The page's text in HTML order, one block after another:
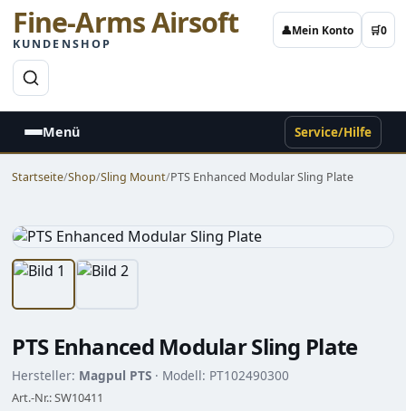
Fine-Arms Airsoft
KUNDENSHOP
👤Mein Konto 🛒0
Menü Service/Hilfe
Startseite/Shop/Sling Mount/PTS Enhanced Modular Sling Plate
PTS Enhanced Modular Sling Plate
Hersteller: Magpul PTS · Modell: PT102490300
Art.-Nr.: SW10411